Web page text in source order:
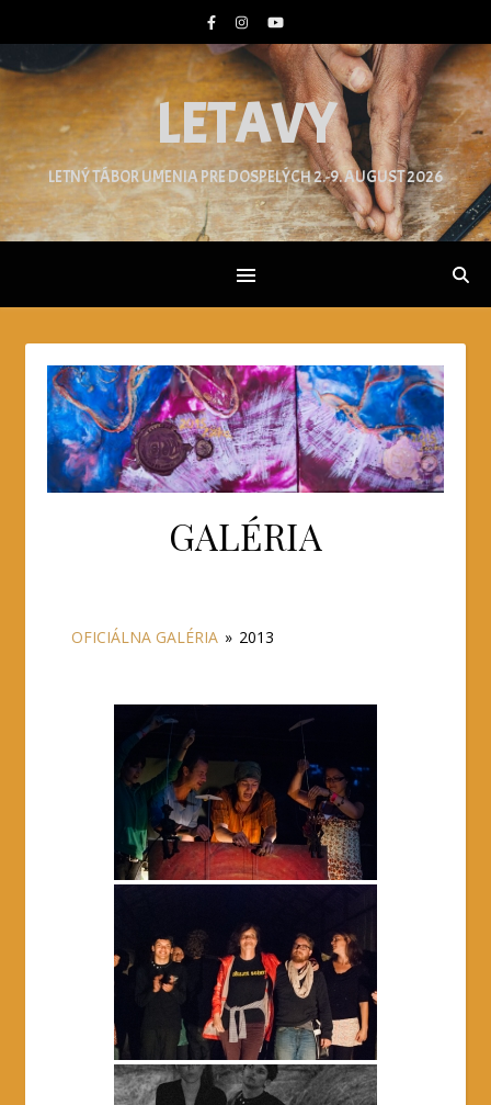
LETAVY
LETNÝ TÁBOR UMENIA PRE DOSPELÝCH 2.-9. AUGUST 2026
GALÉRIA
OFICIÁLNA GALÉRIA » 2013